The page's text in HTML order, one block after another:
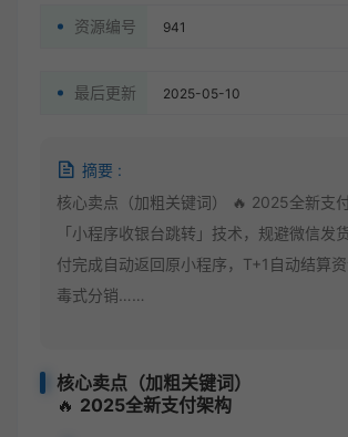
资源编号 941
最后更新 2025-05-10
摘要 :
核心卖点（加粗关键词） 🔥 2025全新支
「小程序收银台跳转」技术，规避微信发
付完成自动返回原小程序，T+1自动结算
毒式分销……
核心卖点（加粗关键词）
🔥 2025全新支付架构